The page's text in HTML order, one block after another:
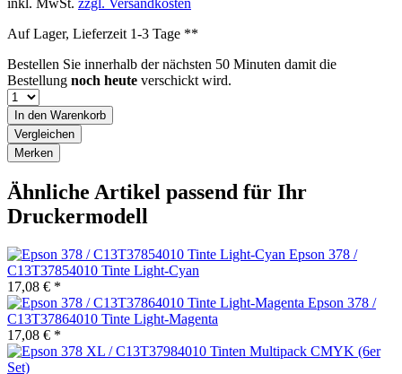
Auf Lager, Lieferzeit 1-3 Tage **
Bestellen Sie innerhalb der nächsten 50 Minuten damit die
Bestellung noch heute verschickt wird.
In den Warenkorb
Vergleichen
Merken
Ähnliche Artikel passend für Ihr
Druckermodell
Epson 378 /
C13T37854010 Tinte Light-Cyan
17,08 € *
Epson 378 /
C13T37864010 Tinte Light-Magenta
17,08 € *